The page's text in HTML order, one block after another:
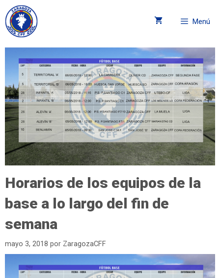
Menú
Horarios de los equipos de la
base a lo largo del fin de
semana
mayo 3, 2018 por ZaragozaCFF